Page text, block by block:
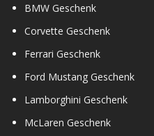
BMW Geschenk
Corvette Geschenk
Ferrari Geschenk
Ford Mustang Geschenk
Lamborghini Geschenk
McLaren Geschenk